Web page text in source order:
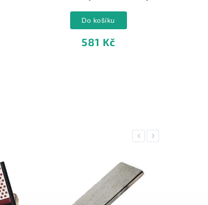
581 Kč
Do košíku
Previous
Next